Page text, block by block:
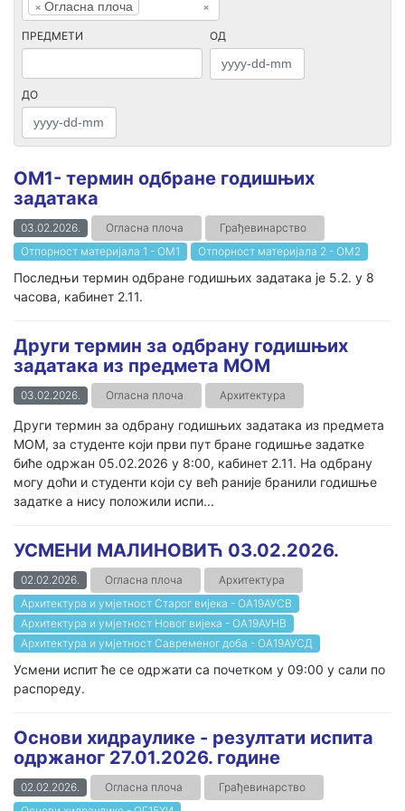
×
× Огласна плоча
ПРЕДМЕТИ ОД
ДО
ОМ1- термин одбране годишњих
задатака
03.02.2026. Огласна плоча
Грађевинарство
Отпорност материјала 1 - ОМ1
Отпорност материјала 2 - ОМ2
Последњи термин одбране годишњих задатака је 5.2. у 8
часова, кабинет 2.11.
Други термин за одбрану годишњих
задатака из предмета МОМ
03.02.2026. Огласна плоча Архитектура
Други термин за одбрану годишњих задатака из предмета
МОМ, за студенте који први пут бране годишње задатке
биће одржан 05.02.2026 у 8:00, кабинет 2.11. На одбрану
могу доћи и студенти који су већ раније бранили годишње
задатке а нису положили испи...
УСМЕНИ МАЛИНОВИЋ 03.02.2026.
02.02.2026. Огласна плоча
Архитектура
Архитектура и умјетност Старог вијека - ОА19АУСВ
Архитектура и умјетност Новог вијека - ОА19АУНВ
Архитектура и умјетност Савременог доба - ОА19АУСД
Усмени испит ће се одржати са почетком у 09:00 у сали по
распореду.
Основи хидраулике - резултати испита
одржаног 27.01.2026. године
02.02.2026. Огласна плоча
Грађевинарство